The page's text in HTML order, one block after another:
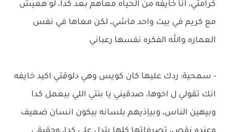
كرامتي، انا خايفه من الحياه معاهم بعد كدا، لو هعيش
مع كريم في بيت واحد ماشي، لكن معاها في نفس
العماره والله الفكره نفسها رعباني
- سمحية: ردك عليها كان كويس وهي دلوقتي اكيد خايفه
انك تقولي ل اخوها، صدقيني يا بنتي اللي بيعمل كدا
وبيهين الناس، وبيإذيهم بلسانه بيكون انسان ضعيف